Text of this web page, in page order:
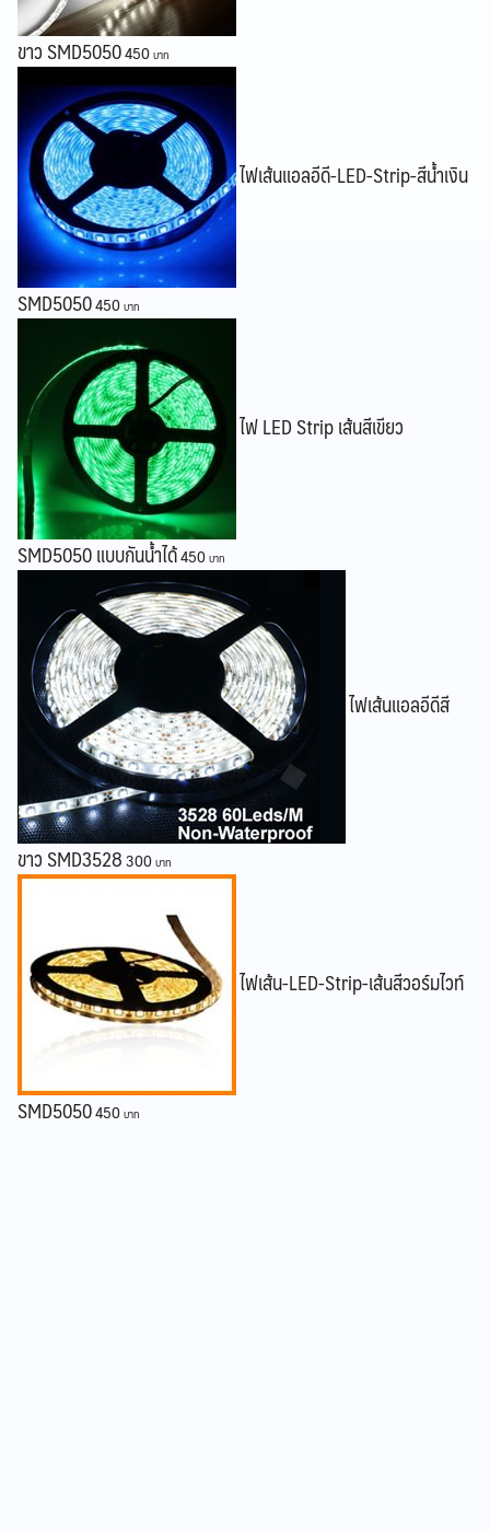
Search
ขาว SMD5050450
ไฟเส้นแอลอีดี-LED-Strip-สีน้ำเงิน
SMD5050450
ไฟ LED Strip เส้นสีเขียว
SMD5050 แบบกันน้ำได้450
ไฟเส้นแอลอีดีสี
ขาว SMD3528300
ไฟเส้น-LED-Strip-เส้นสีวอร์มไวท์
SMD5050450